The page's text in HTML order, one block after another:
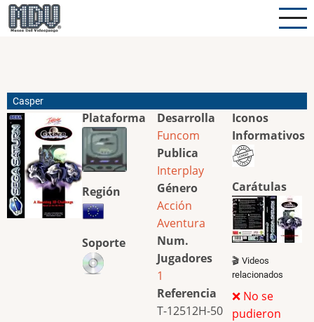
Pasar
al
Casper
Plataforma
Región
Soporte
Desarrolla
Funcom
Publica
Interplay
Género
Acción
Aventura
Num.
Jugadores
1
Referencia
T-12512H-50
Iconos
Informativos
Carátulas
🎬 Videos
relacionados
❌ No se
pudieron